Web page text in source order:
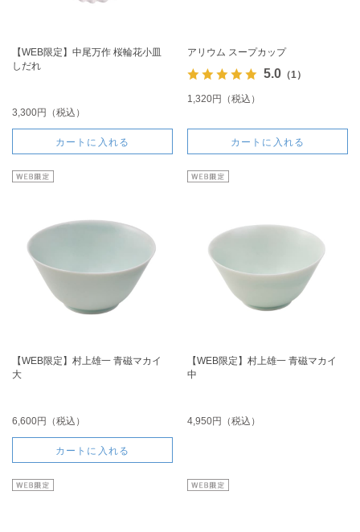
【WEB限定】中尾万作 桜輪花小皿
しだれ
3,300円（税込）
カートに入れる
アリウム スープカップ
5.0（1）
1,320円（税込）
カートに入れる
【WEB限定】村上雄一 青磁マカイ
大
6,600円（税込）
カートに入れる
【WEB限定】村上雄一 青磁マカイ
中
4,950円（税込）